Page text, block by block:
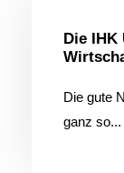
Die IHK
Die gute
ganz so...